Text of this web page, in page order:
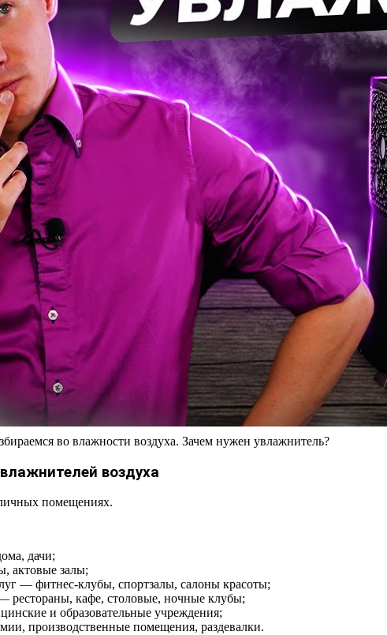
во влажности воздуха. Зачем нужен увлажнитель?
воздуха
помещениях.
дачи;
актовые залы;
— фитнес-клубы, спортзалы, салоны красоты;
рестораны, кафе, столовые, ночные клубы;
и образовательные учреждения;
производственные помещения, раздевалки.